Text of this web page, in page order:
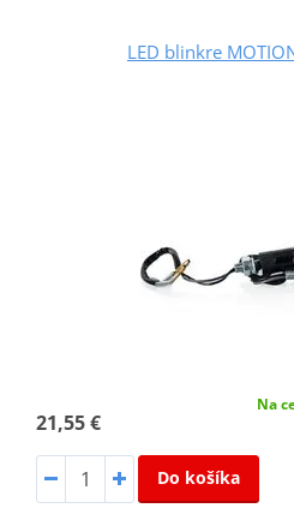
LED blinkre
21,55 €
Na
Do košíka